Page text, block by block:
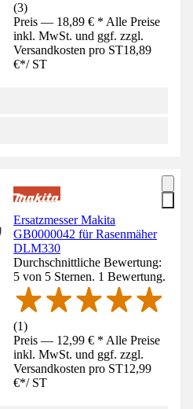
(3)
Preis — 18,89 € * Alle Preise
inkl. MwSt. und ggf. zzgl.
Versandkosten pro ST18,89
€*/ ST
Ersatzmesser Makita
GB0000042 für Rasenmäher
DLM330
Durchschnittliche Bewertung:
5 von 5 Sternen. 1 Bewertung.
(1)
Preis — 12,99 € * Alle Preise
inkl. MwSt. und ggf. zzgl.
Versandkosten pro ST12,99
€*/ ST